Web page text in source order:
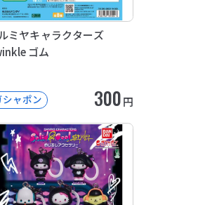
ミヤキャラクターズ
ゴム
シャポン 300円